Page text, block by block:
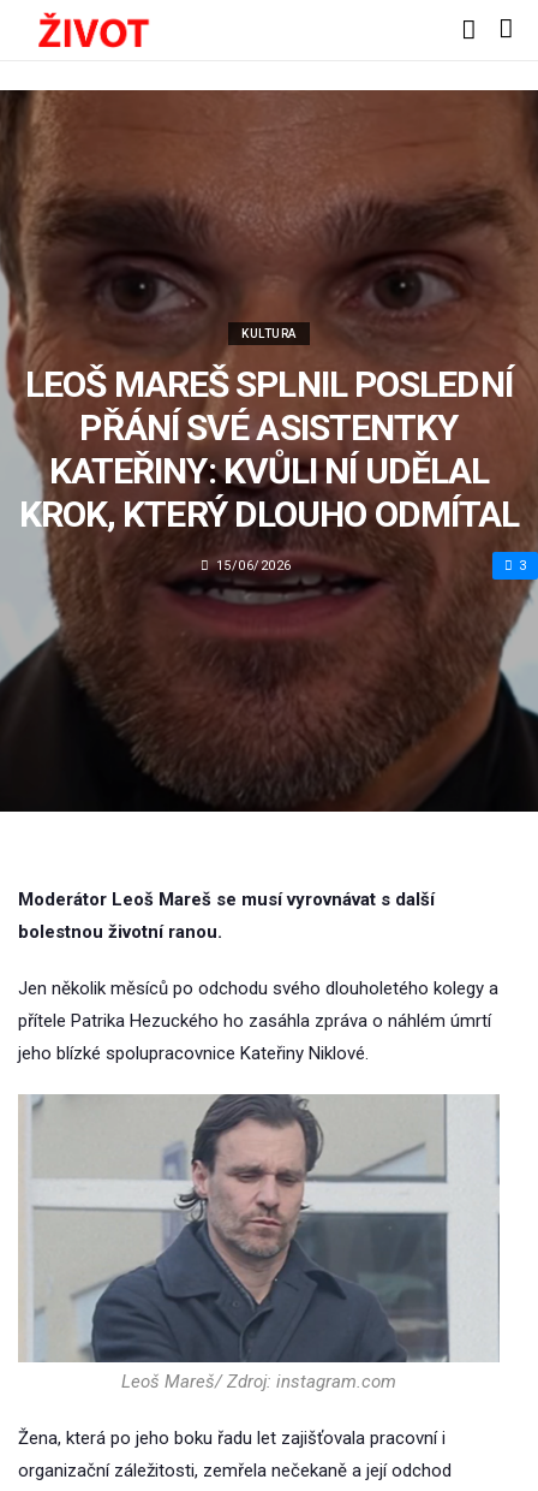
KULTURA
LEOŠ MAREŠ SPLNIL POSLEDNÍ
PŘÁNÍ SVÉ ASISTENTKY
KATEŘINY: KVŮLI NÍ UDĚLAL
KROK, KTERÝ DLOUHO ODMÍTAL
15/06/2026 3
Moderátor Leoš Mareš se musí vyrovnávat s další
bolestnou životní ranou.
Jen několik měsíců po odchodu svého dlouholetého kolegy a
přítele Patrika Hezuckého ho zasáhla zpráva o náhlém úmrtí
jeho blízké spolupracovnice Kateřiny Niklové.
Leoš Mareš/ Zdroj: instagram.com
Žena, která po jeho boku řadu let zajišťovala pracovní i
organizační záležitosti, zemřela nečekaně a její odchod